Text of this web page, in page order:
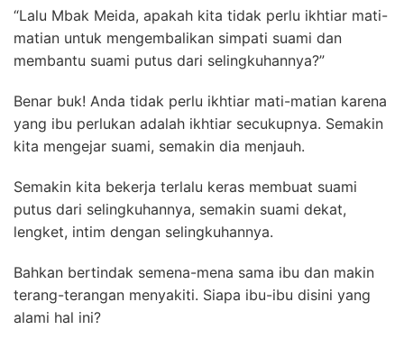
“Lalu Mbak Meida, apakah kita tidak perlu ikhtiar mati-
matian untuk mengembalikan simpati suami dan
membantu suami putus dari selingkuhannya?”
Benar buk! Anda tidak perlu ikhtiar mati-matian karena
yang ibu perlukan adalah ikhtiar secukupnya. Semakin
kita mengejar suami, semakin dia menjauh.
Semakin kita bekerja terlalu keras membuat suami
putus dari selingkuhannya, semakin suami dekat,
lengket, intim dengan selingkuhannya.
Bahkan bertindak semena-mena sama ibu dan makin
terang-terangan menyakiti. Siapa ibu-ibu disini yang
alami hal ini?